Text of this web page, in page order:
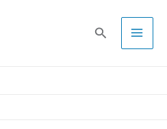
Pesquisa